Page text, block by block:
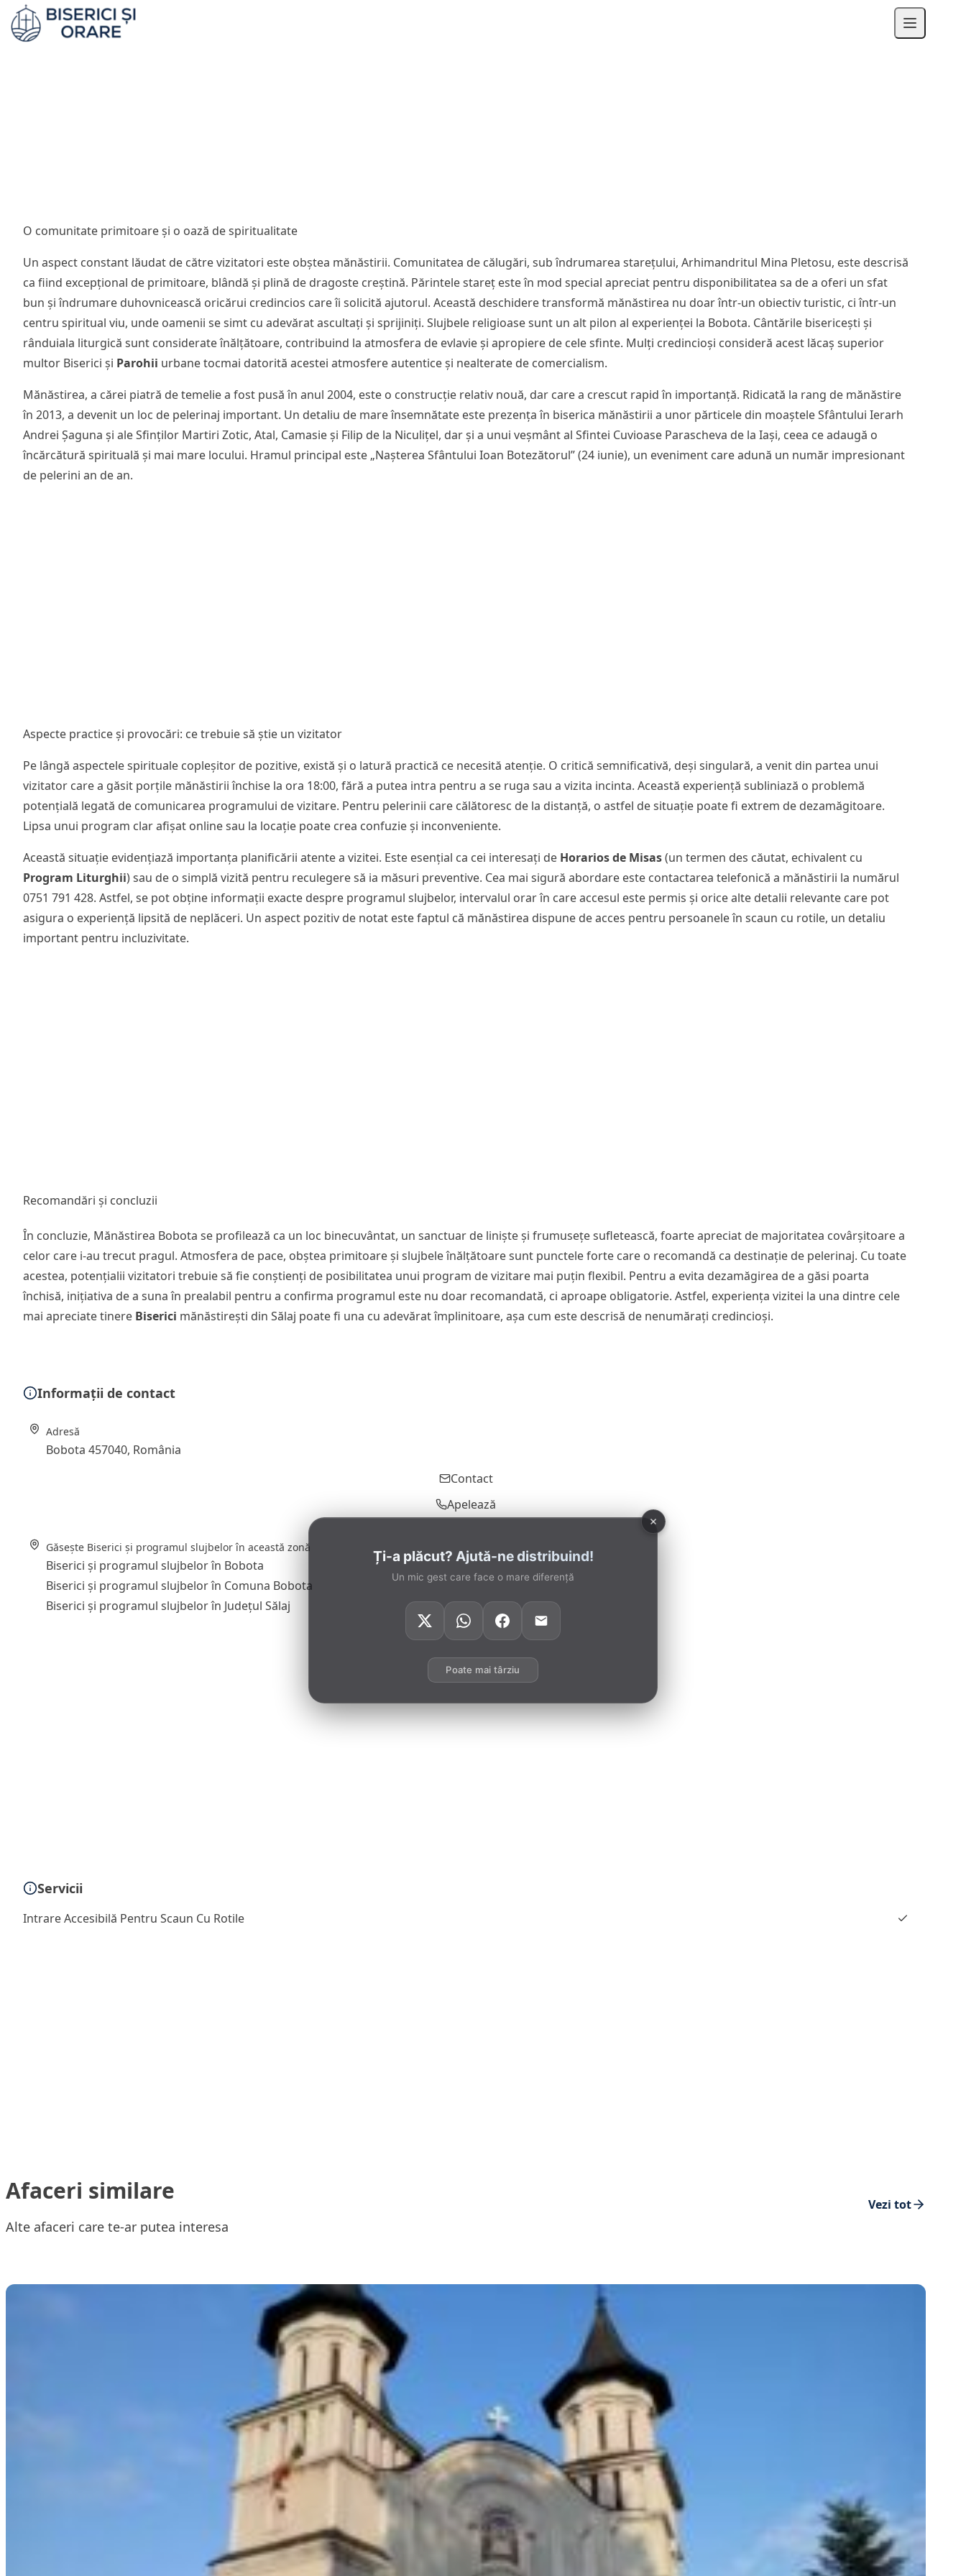
O comunitate primitoare și o oază de spiritualitate
Un aspect constant lăudat de către vizitatori este obștea mănăstirii. Comunitatea de călugări, sub îndrumarea starețului, Arhimandritul Mina Pletosu, este descrisă
ca fiind excepțional de primitoare, blândă și plină de dragoste creștină. Părintele stareț este în mod special apreciat pentru disponibilitatea sa de a oferi un sfat
bun și îndrumare duhovnicească oricărui credincios care îi solicită ajutorul. Această deschidere transformă mănăstirea nu doar într-un obiectiv turistic, ci într-un
centru spiritual viu, unde oamenii se simt cu adevărat ascultați și sprijiniți. Slujbele religioase sunt un alt pilon al experienței la Bobota. Cântările bisericești și
rânduiala liturgică sunt considerate înălțătoare, contribuind la atmosfera de evlavie și apropiere de cele sfinte. Mulți credincioși consideră acest lăcaș superior
multor Biserici și Parohii urbane tocmai datorită acestei atmosfere autentice și nealterate de comercialism.
Mănăstirea, a cărei piatră de temelie a fost pusă în anul 2004, este o construcție relativ nouă, dar care a crescut rapid în importanță. Ridicată la rang de mănăstire
în 2013, a devenit un loc de pelerinaj important. Un detaliu de mare însemnătate este prezența în biserica mănăstirii a unor părticele din moaștele Sfântului Ierarh
Andrei Șaguna și ale Sfinților Martiri Zotic, Atal, Camasie și Filip de la Niculițel, dar și a unui veșmânt al Sfintei Cuvioase Parascheva de la Iași, ceea ce adaugă o
încărcătură spirituală și mai mare locului. Hramul principal este „Nașterea Sfântului Ioan Botezătorul” (24 iunie), un eveniment care adună un număr impresionant
de pelerini an de an.
Aspecte practice și provocări: ce trebuie să știe un vizitator
Pe lângă aspectele spirituale copleșitor de pozitive, există și o latură practică ce necesită atenție. O critică semnificativă, deși singulară, a venit din partea unui
vizitator care a găsit porțile mănăstirii închise la ora 18:00, fără a putea intra pentru a se ruga sau a vizita incinta. Această experiență subliniază o problemă
potențială legată de comunicarea programului de vizitare. Pentru pelerinii care călătoresc de la distanță, o astfel de situație poate fi extrem de dezamăgitoare.
Lipsa unui program clar afișat online sau la locație poate crea confuzie și inconveniente.
Această situație evidențiază importanța planificării atente a vizitei. Este esențial ca cei interesați de Horarios de Misas(un termen des căutat, echivalent cu
Program Liturghii) sau de o simplă vizită pentru reculegere să ia măsuri preventive. Cea mai sigură abordare este contactarea telefonică a mănăstirii la numărul
0751 791 428. Astfel, se pot obține informații exacte despre programul slujbelor, intervalul orar în care accesul este permis și orice alte detalii relevante care pot
asigura o experiență lipsită de neplăceri. Un aspect pozitiv de notat este faptul că mănăstirea dispune de acces pentru persoanele în scaun cu rotile, un detaliu
important pentru incluzivitate.
Recomandări și concluzii
În concluzie, Mănăstirea Bobota se profilează ca un loc binecuvântat, un sanctuar de liniște și frumusețe sufletească, foarte apreciat de majoritatea covârșitoare a
celor care i-au trecut pragul. Atmosfera de pace, obștea primitoare și slujbele înălțătoare sunt punctele forte care o recomandă ca destinație de pelerinaj. Cu toate
acestea, potențialii vizitatori trebuie să fie conștienți de posibilitatea unui program de vizitare mai puțin flexibil. Pentru a evita dezamăgirea de a găsi poarta
închisă, inițiativa de a suna în prealabil pentru a confirma programul este nu doar recomandată, ci aproape obligatorie. Astfel, experiența vizitei la una dintre cele
mai apreciate tinere Biserici mănăstirești din Sălaj poate fi una cu adevărat împlinitoare, așa cum este descrisă de nenumărați credincioși.
Informații de contact
Adresă
Bobota 457040, România
Contact
Apelează
Găsește Biserici și programul slujbelor în această zonă
Biserici și programul slujbelor în Bobota
Biserici și programul slujbelor în Comuna Bobota
Biserici și programul slujbelor în Județul Sălaj
Servicii
Intrare Accesibilă Pentru Scaun Cu Rotile
Afaceri similare
Alte afaceri care te-ar putea interesa
Vezi tot
Ți-a plăcut? Ajută-ne distribuind!
Un mic gest care face o mare diferență
Poate mai târziu